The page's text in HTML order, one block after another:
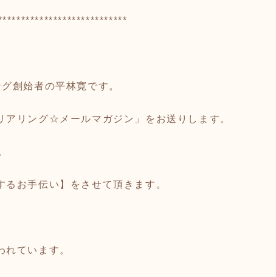
創始者の平林寛です。
アリング☆メールマガジン」をお送りします。
るお手伝い】をさせて頂きます。
ています。